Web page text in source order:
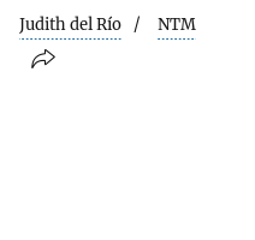
Judith del Río NTM